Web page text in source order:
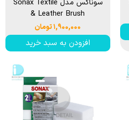
سوناکس مدل Sonax Textile
& Leather Brush
۱,۹۰۰,۰۰۰ تومان
افزودن به سبد خرید